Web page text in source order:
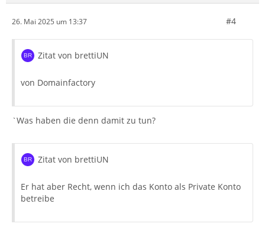
26. Mai 2025 um 13:37 #4
Zitat von brettiUN
von Domainfactory
`Was haben die denn damit zu tun?
Zitat von brettiUN
Er hat aber Recht, wenn ich das Konto als Private Konto
betreibe